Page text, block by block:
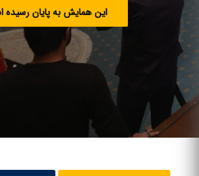
این همایش به پایان